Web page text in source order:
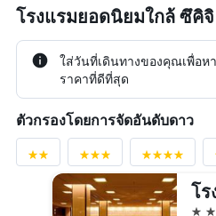
โรงแรมยอดนิยมใกล้ ซึคิจิ
ใส่วันที่เดินทางของคุณเพื่อหา
ราคาที่ดีที่สุด
ตัวกรองโดยการจัดอันดับดาว
5 ด